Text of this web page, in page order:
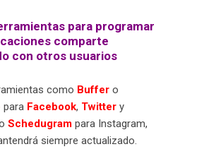
para programar
comparte
con otros usuarios
como Buffer o
para Facebook, Twitter y
Schedugram para Instagram,
siempre actualizado.